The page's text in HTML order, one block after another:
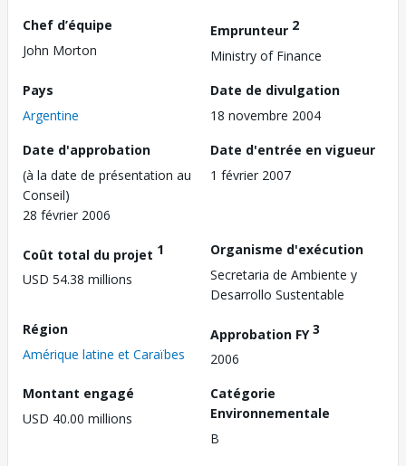
Chef d’équipe
John Morton
Emprunteur 2
Ministry of Finance
Pays
Argentine
Date de divulgation
18 novembre 2004
Date d'approbation
(à la date de présentation au
Conseil)
28 février 2006
Date d'entrée en vigueur
1 février 2007
Coût total du projet 1
USD 54.38 millions
Organisme d'exécution
Secretaria de Ambiente y
Desarrollo Sustentable
Région
Amérique latine et Caraïbes
Approbation FY3
2006
Montant engagé
USD 40.00 millions
Catégorie
Environnementale
B